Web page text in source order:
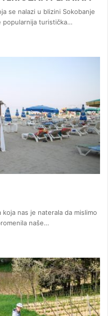
se nalazi u blizini Sokobanje
popularnija turistička…
nas je naterala da mislimo
naše…